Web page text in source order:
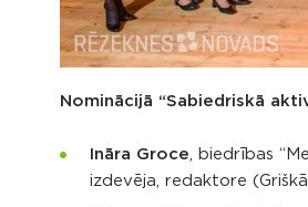
Nominācijā “Sabiedriskā
Ināra Groce, biedrības
izdevēja, redaktore